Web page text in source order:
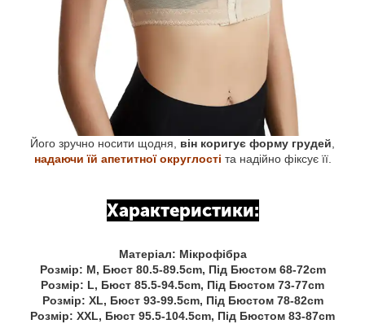
Його зручно носити щодня, він коригує форму грудей
надаючи їй апетитної округлості та надійно фіксує її.
Характеристики:
Матеріал: Мікрофібра
Розмір: M, Бюст 80.5-89.5cm, Під Бюстом 68-72cm
Розмір: L, Бюст 85.5-94.5cm, Під Бюстом 73-77cm
Розмір: XL, Бюст 93-99.5cm, Під Бюстом 78-82cm
Розмір: XXL, Бюст 95.5-104.5cm, Під Бюстом 83-87cm